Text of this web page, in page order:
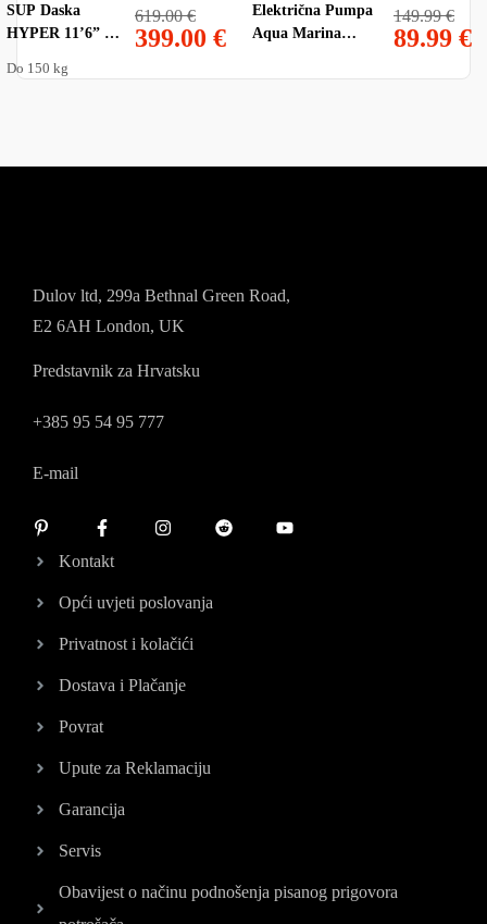
SUP Daska
HYPER 11’6” by
619.00€
399.00 €
Do 150 kg
Električna Pumpa
Aqua Marina
12V 20 psi
149.99€
89.99 €
Dulov ltd, 299a Bethnal Green Road,
E2 6AH London, UK
Predstavnik za Hrvatsku
+385 95 54 95 777
E-mail
Kontakt
Opći uvjeti poslovanja
Privatnost i kolačići
Dostava i Plačanje
Povrat
Upute za Reklamaciju
Garancija
Servis
Obavijest o načinu podnošenja pisanog prigovora